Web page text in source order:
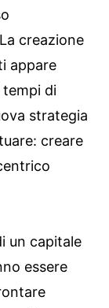
creazione
appare
di
strategia
creare
un capitale
essere